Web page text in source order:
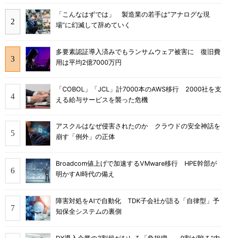
「こんなはずでは」 製造業の若手は“アナログな現
場”に幻滅して辞めていく
多要素認証導入済みでもランサムウェア被害に 復旧費
用は平均2億7000万円
「COBOL」「JCL」計7000本のAWS移行 2000社を支
える給与サービスを襲った危機
アスクルはなぜ侵害されたのか クラウドの安全神話を
崩す「例外」の正体
Broadcom値上げで加速するVMware移行 HPE幹部が
明かすAI時代の備え
障害対処をAIで自動化 TDK子会社が語る「自律型」予
知保全システムの裏側